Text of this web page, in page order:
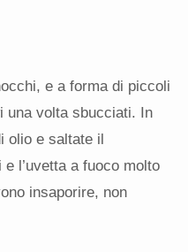
e a forma di piccoli
una volta sbucciati. In
olio e saltate il
l’uvetta a fuoco molto
insaporire, non